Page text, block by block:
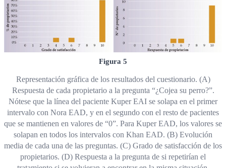
Figura 5
Representación gráfica de los resultados del cuestionario. (A)
Respuesta de cada propietario a la pregunta “¿Cojea su perro?”.
Nótese que la línea del paciente Kuper EAI se solapa en el primer
intervalo con Nora EAD, y en el segundo con el resto de pacientes
que se mantienen en valores de “0”. Para Kuper EAD, los valores se
solapan en todos los intervalos con Khan EAD. (B) Evolución
media de cada una de las preguntas. (C) Grado de satisfacción de los
propietarios. (D) Respuesta a la pregunta de si repetirían el